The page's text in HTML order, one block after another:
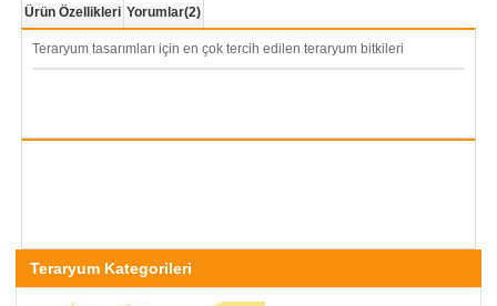
Ürün Özellikleri Yorumlar(2)
Teraryum tasarımları için en çok tercih edilen teraryum bitkileri
Teraryum Kategorileri